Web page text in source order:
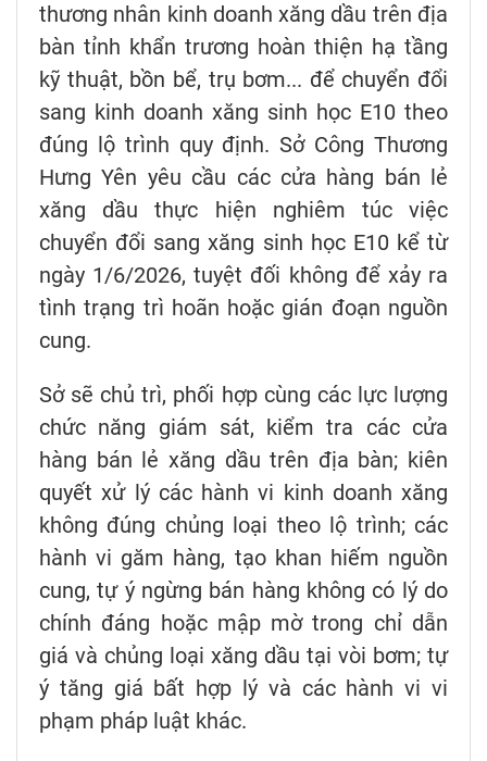
thương nhân kinh doanh xăng dầu trên địa
bàn tỉnh khẩn trương hoàn thiện hạ tầng
kỹ thuật, bồn bể, trụ bơm... để chuyển đổi
sang kinh doanh xăng sinh học E10 theo
đúng lộ trình quy định. Sở Công Thương
Hưng Yên yêu cầu các cửa hàng bán lẻ
xăng dầu thực hiện nghiêm túc việc
chuyển đổi sang xăng sinh học E10 kể từ
ngày 1/6/2026, tuyệt đối không để xảy ra
tình trạng trì hoãn hoặc gián đoạn nguồn
cung.
Sở sẽ chủ trì, phối hợp cùng các lực lượng
chức năng giám sát, kiểm tra các cửa
hàng bán lẻ xăng dầu trên địa bàn; kiên
quyết xử lý các hành vi kinh doanh xăng
không đúng chủng loại theo lộ trình; các
hành vi găm hàng, tạo khan hiếm nguồn
cung, tự ý ngừng bán hàng không có lý do
chính đáng hoặc mập mờ trong chỉ dẫn
giá và chủng loại xăng dầu tại vòi bơm; tự
ý tăng giá bất hợp lý và các hành vi vi
phạm pháp luật khác.